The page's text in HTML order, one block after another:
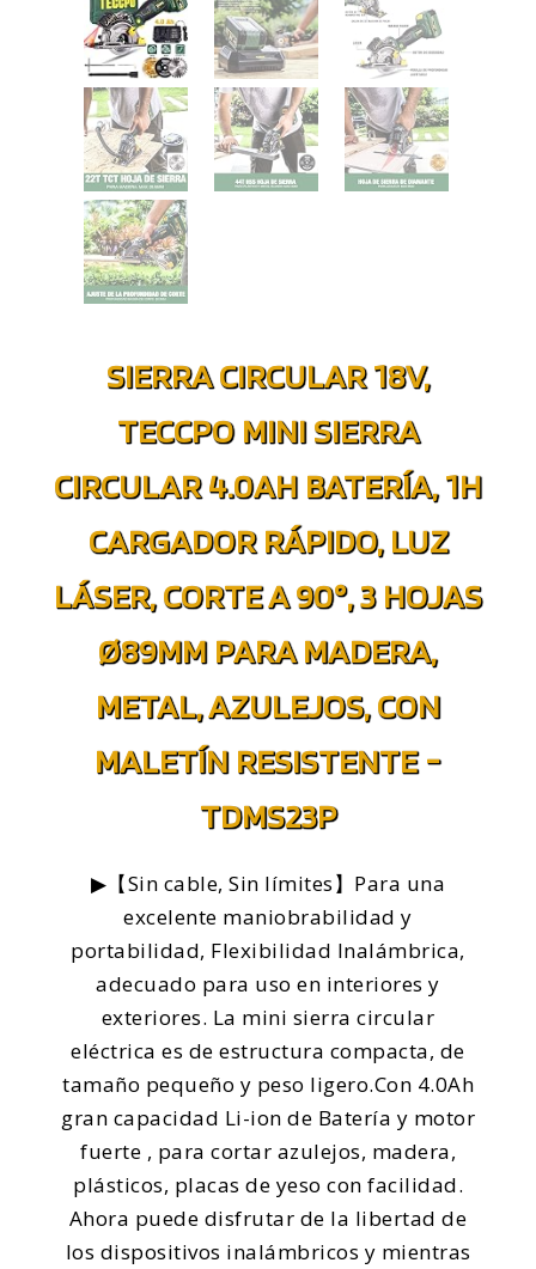
SIERRA CIRCULAR 18V,
TECCPO MINI SIERRA
CIRCULAR 4.0AH BATERÍA, 1H
CARGADOR RÁPIDO, LUZ
LÁSER, CORTE A 90°, 3 HOJAS
Ø89MM PARA MADERA,
METAL, AZULEJOS, CON
MALETÍN RESISTENTE -
TDMS23P
▶【Sin cable, Sin límites】Para una
excelente maniobrabilidad y
portabilidad, Flexibilidad Inalámbrica,
adecuado para uso en interiores y
exteriores. La mini sierra circular
eléctrica es de estructura compacta, de
tamaño pequeño y peso ligero.Con 4.0Ah
gran capacidad Li-ion de Batería y motor
fuerte , para cortar azulejos, madera,
plásticos, placas de yeso con facilidad.
Ahora puede disfrutar de la libertad de
los dispositivos inalámbricos y mientras